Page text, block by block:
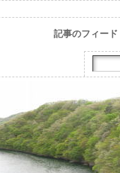
記事のフィード